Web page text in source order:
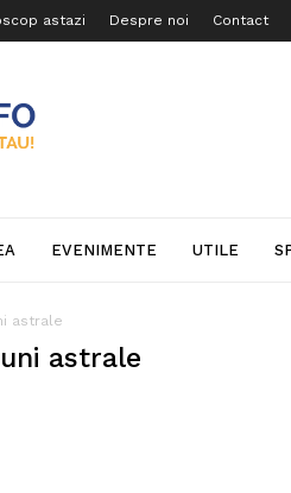
astazi Despre noi Contact
EVENIMENTE UTILE
astrale
astrale